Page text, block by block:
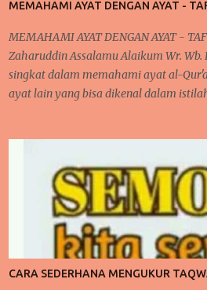
MEMAHAMI AYAT DENGAN AYAT -
MEMAHAMI AYAT DENGAN AYAT -
Zaharuddin Assalamu Alaikum Wr.
singkat dalam memahami ayat al-
ayat lain yang bisa dikenal dalam
Qur'an dan juga disertai dengan
ayat yang menjelaskan sendiri
mengupas sedikit mengenai tafsir,
fassara " artinya menjelaskan atau
isimnya "tafsir" berarti penjelasan atau
bisa dilihat dalam buku studi ilmu al-
begitupula tafsir dalam istilah adalah
CARA SEDERHANA MENGUKUR